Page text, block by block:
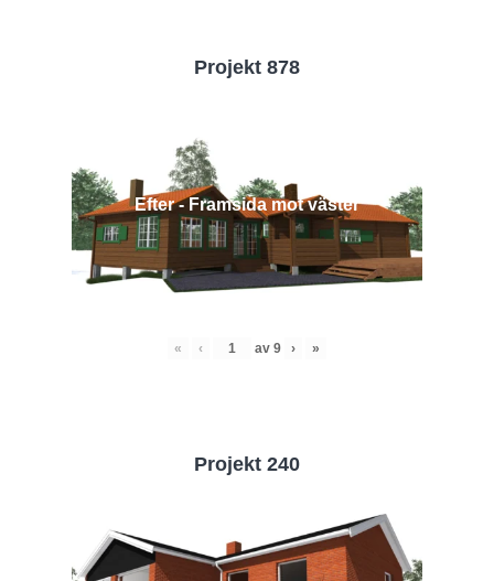
Projekt 878
Efter - Framsida mot väster
« ‹ av 9 › »
Projekt 240